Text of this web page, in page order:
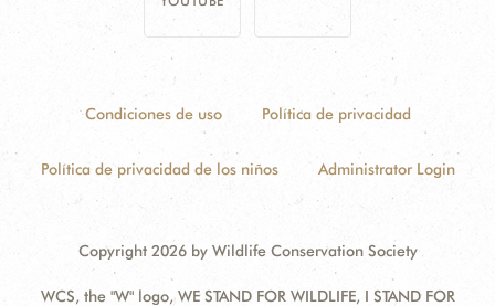
Condiciones de uso Política de privacidad
Política de privacidad de los niños Administrator Login
Copyright 2026 by Wildlife Conservation Society
WCS, the "W" logo, WE STAND FOR WILDLIFE, I STAND FOR